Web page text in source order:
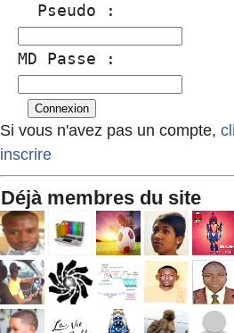
  Pseudo :
MD Passe :
Si vous n'avez pas un compte,
inscrire
Déjà membres du site